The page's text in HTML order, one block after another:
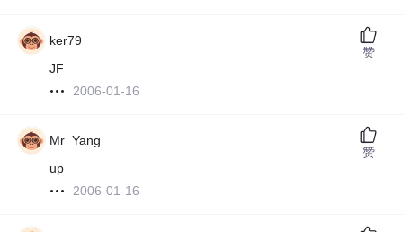
ker79
JF
2006-01-16
赞
Mr_Yang
up
2006-01-16
赞